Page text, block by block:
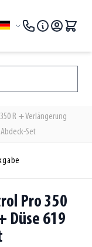
R + Verlängerung
Set
Pro 350
Düse 619